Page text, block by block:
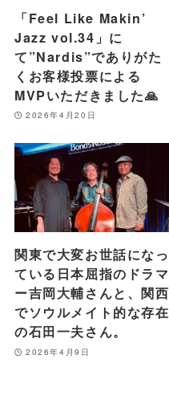
「Feel Like Makin’
Jazz vol.34」に
て”Nardis”でありがた
くお客様投票による
MVPいただきました🙏
2026年4月20日
関東で大変お世話になっ
ている日本屈指のドラマ
ー吉岡大輔さんと、関西
でソウルメイト的な存在
の石田一夫さん。
2026年4月9日